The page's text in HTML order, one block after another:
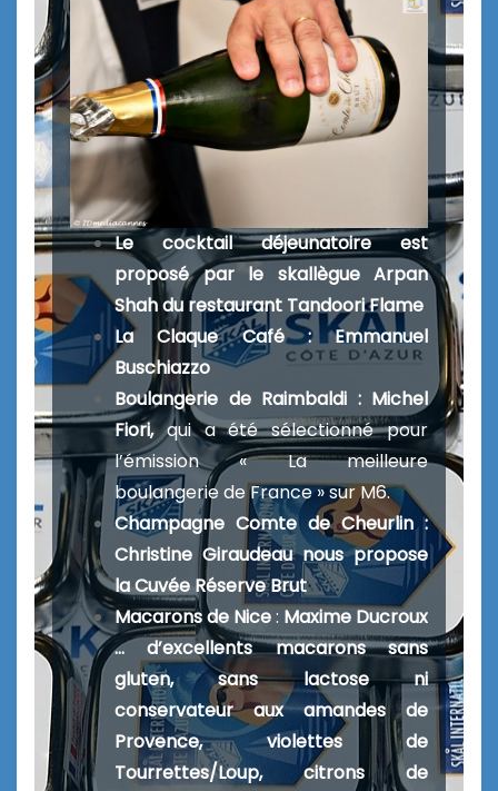
Le cocktail déjeunatoire est
proposé par le skallègue Arpan
Shah du restaurant Tandoori Flame
La Claque Café : Emmanuel
Buschiazzo
Boulangerie de Raimbaldi : Michel
Fiori,qui a été sélectionné pour
l’émission « La meilleure
boulangerie de France » sur M6.
Champagne Comte de Cheurlin :
Christine Giraudeau nous propose
la Cuvée Réserve Brut
Macarons de Nice: Maxime Ducroux
… d’excellents macarons sans
gluten, sans lactose ni
conservateur aux amandes de
Provence, violettes de
Tourrettes/Loup, citrons de